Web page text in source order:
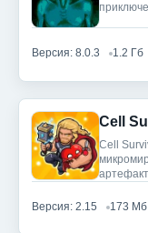
Версия: 8.0.3 1.2 Гб
Cell
Cell
Версия: 2.15 173 Мб